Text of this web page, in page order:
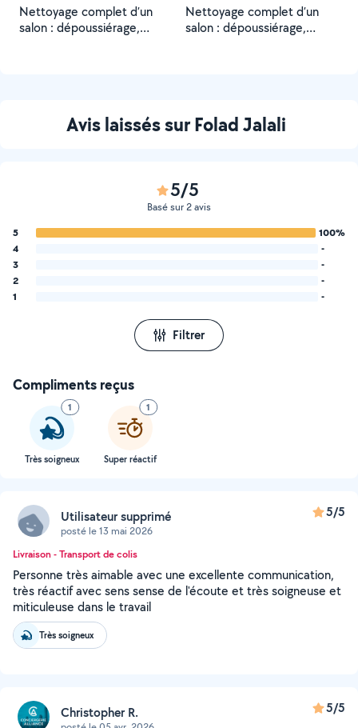
Nettoyage complet d’un
salon : dépoussiérage,
Nettoyage complet d’un
salon : dépoussiérage,
Avis laissés sur Folad Jalali
5/5
Basé sur 2 avis
5
100%
4
-
3
-
2
-
1
-
Filtrer
Compliments reçus
1
Très soigneux
1
Super réactif
Utilisateur supprimé
posté le 13 mai 2026
5/5
Livraison - Transport de colis
Personne très aimable avec une excellente communication,
très réactif avec sens sense de l'écoute et très soigneuse et
miticuleuse dans le travail
Très soigneux
Christopher R. 5/5